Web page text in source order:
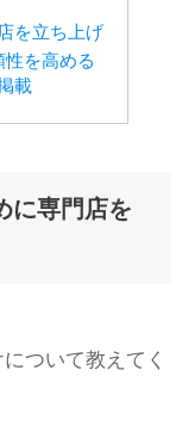
を立ち上げ
性を高める
載
に専門店を
ついて教えてく